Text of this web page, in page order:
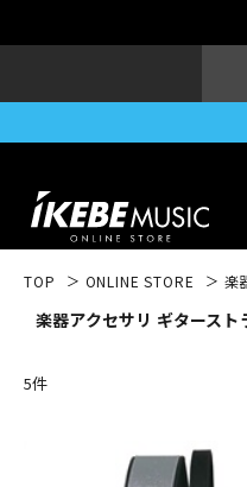
エレキ
キーボー
TOP ONLINE STORE 楽
楽器アクセサリ ギタース
5件